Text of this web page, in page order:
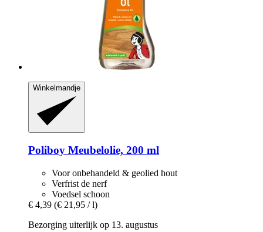
Winkelmandje
Poliboy Meubelolie, 200 ml
Voor onbehandeld & geolied hout
Verfrist de nerf
Voedsel schoon
€ 4,39 (€ 21,95 / l)
Bezorging uiterlijk op 13. augustus